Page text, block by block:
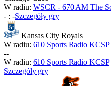
W radiu: WSCR - 670 AM The
- : -Szczegóły gry
Kansas City Royals
W radiu: 610 Sports Radio KCSP
--
W radiu: 610 Sports Radio KCSP
Szczegóły gry